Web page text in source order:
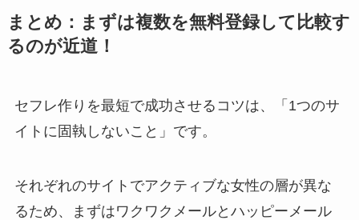
まとめ：まずは複数を無料登録して比較す
るのが近道！
セフレ作りを最短で成功させるコツは、「1つのサ
イトに固執しないこと」です。
それぞれのサイトでアクティブな女性の層が異な
るため、まずはワクワクメールとハッピーメール